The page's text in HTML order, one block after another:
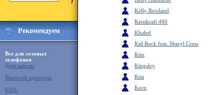
Рекомендуем
Все для сотовых
телефонов
Дата кабели
Bluetooth адаптеры
IrDA
Kelly Rowland
Kernkraft 400
Khaled
Kid Rock feat. Sheryl Crow
Kim
Kingsley
Kiss
Korn